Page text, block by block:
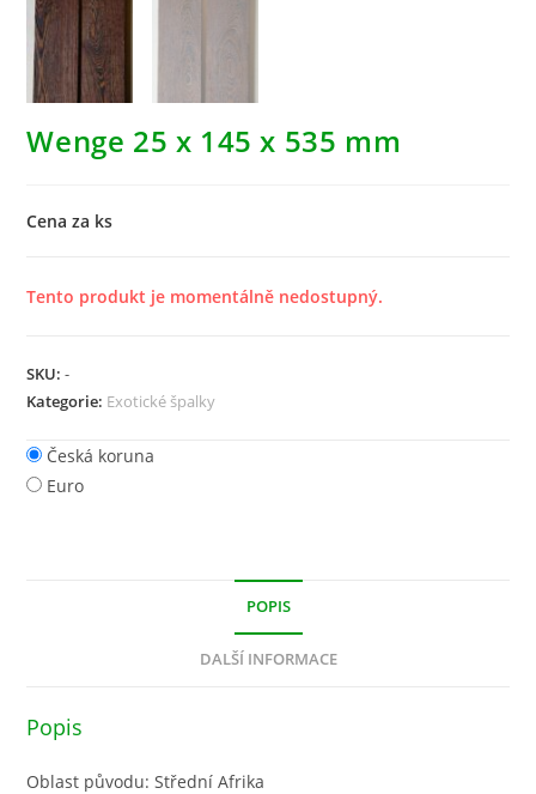
Wenge 25 x 145 x 535 mm
Cena za ks
Tento produkt je momentálně nedostupný.
SKU:-
Kategorie: Exotické špalky
Česká koruna
Euro
POPIS
DALŠÍ INFORMACE
Popis
Oblast původu: Střední Afrika